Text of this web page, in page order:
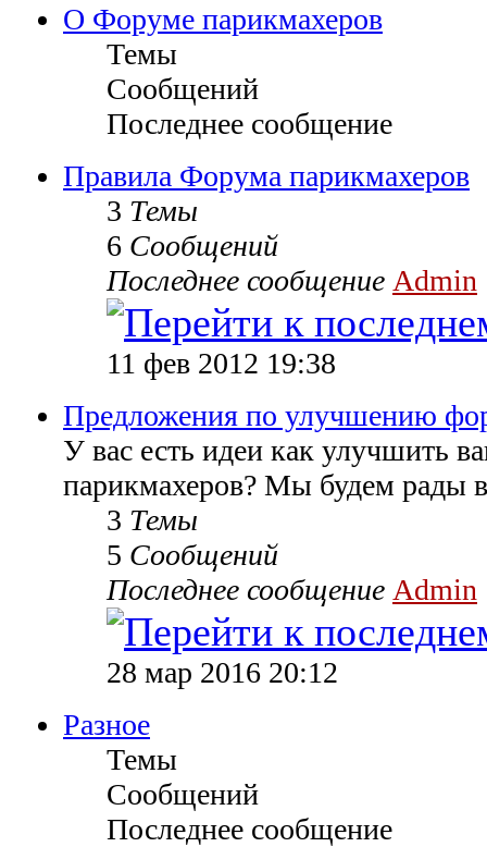
О Форуме парикмахеров
Темы
Сообщений
Последнее сообщение
Правила Форума парикмахеров
3 Темы
6 Сообщений
Последнее сообщение Admin
11 фев 2012 19:38
Предложения по улучшению
У вас есть идеи как улучшить
парикмахеров? Мы будем рады
3 Темы
5 Сообщений
Последнее сообщение Admin
28 мар 2016 20:12
Разное
Темы
Сообщений
Последнее сообщение